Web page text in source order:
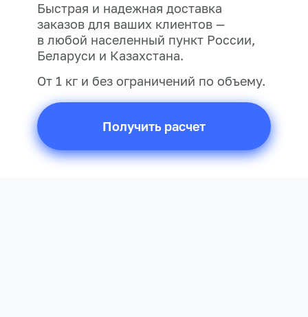
Получить расчет
Быстрая и надежная доставка
заказов для ваших клиентов —
в любой населенный пункт России,
Беларуси и Казахстана.
От 1 кг и без ограничений по объему.